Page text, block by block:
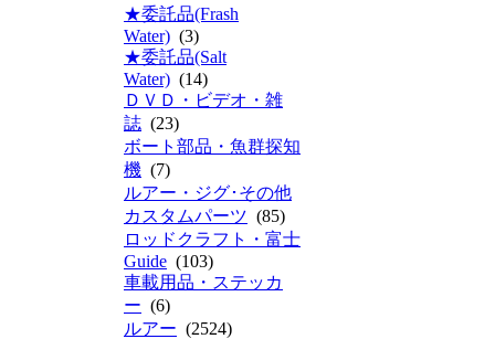
★委託品(Frash
Water) (3)
★委託品(Salt
Water) (14)
ＤＶＤ・ビデオ・雑
誌 (23)
ボート部品・魚群探知
機 (7)
ルアー・ジグ･その他
カスタムパーツ (85)
ロッドクラフト・富士
Guide (103)
車載用品・ステッカ
ー (6)
ルアー (2524)